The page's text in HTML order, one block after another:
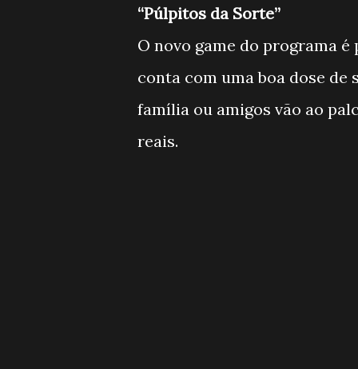
“Púlpitos da Sorte”
O novo game do programa
conta com uma boa dose de
família ou amigos vão ao
reais.